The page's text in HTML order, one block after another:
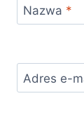
Nazwa *
Adres e-